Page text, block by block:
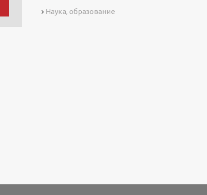
Наука, образование